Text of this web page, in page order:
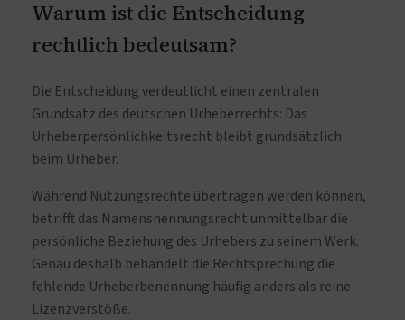
Warum ist die Entscheidung
rechtlich bedeutsam?
Die Entscheidung verdeutlicht einen zentralen
Grundsatz des deutschen Urheberrechts: Das
Urheberpersönlichkeitsrecht bleibt grundsätzlich
beim Urheber.
Während Nutzungsrechte übertragen werden können,
betrifft das Namensnennungsrecht unmittelbar die
persönliche Beziehung des Urhebers zu seinem Werk.
Genau deshalb behandelt die Rechtsprechung die
fehlende Urheberbenennung häufig anders als reine
Lizenzverstöße.